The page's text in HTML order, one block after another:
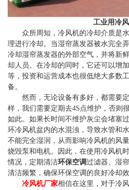
工业用冷
众所周知，冷风机的冷却介质是水
理进行冷却。当湿帘蒸发器被水完全
冷却湿帘蒸发器的外部空气，并将新
却人员。在冷却的同时，它还可以增
等，投资和运营成本也很低绝大多数
备。
然而，无论设备有多好，都需要定
样，我们需要定期去4S点维护，否则
如此。如果长时间不维护灰尘会堵塞
环冷风机盆内的水混浊，导致水管和
不能完全湿润，从而影响冷风机的风
烧毁泵和电机。因此，在使用冷风机
情况，定期清洁环保空调过滤器、湿
清洁频繁，确保环保空调的良好冷却
冷风机厂家相信在这里，对于冷